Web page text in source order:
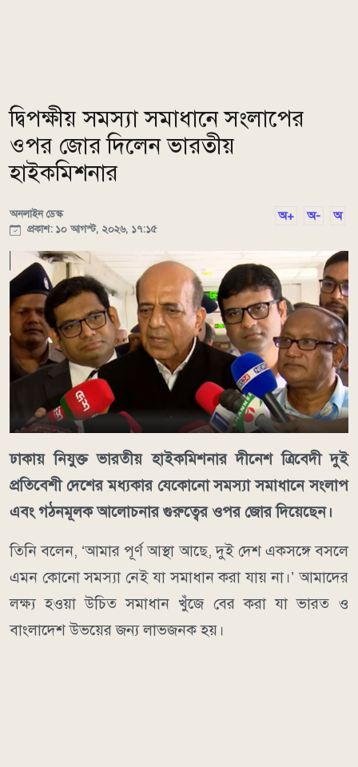
দ্বিপক্ষীয় সমস্যা সমাধানে সংলাপের
ওপর জোর দিলেন ভারতীয়
হাইকমিশনার
অনলাইন ডেস্ক
প্রকাশ: ১০ আগস্ট, ২০২৬, ১৭:১৫
অ+ অ- অ
ঢাকায় নিযুক্ত ভারতীয় হাইকমিশনার দীনেশ ত্রিবেদী দুই
প্রতিবেশী দেশের মধ্যকার যেকোনো সমস্যা সমাধানে সংলাপ
এবং গঠনমূলক আলোচনার গুরুত্বের ওপর জোর দিয়েছেন।
তিনি বলেন, ‘আমার পূর্ণ আস্থা আছে, দুই দেশ একসঙ্গে বসলে
এমন কোনো সমস্যা নেই যা সমাধান করা যায় না।’ আমাদের
লক্ষ্য হওয়া উচিত সমাধান খুঁজে বের করা যা ভারত ও
বাংলাদেশ উভয়ের জন্য লাভজনক হয়।